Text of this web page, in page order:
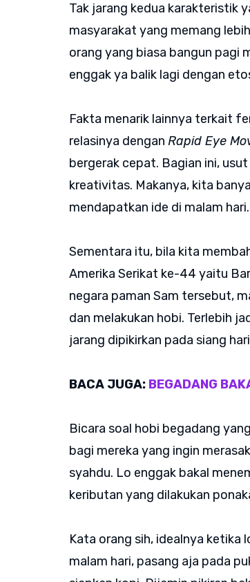
Tak jarang kedua karakteristik
masyarakat yang memang
orang yang biasa bangun pagi
enggak ya balik lagi dengan
Fakta menarik lainnya terkait
relasinya dengan Rapid Eye
bergerak cepat. Bagian ini,
kreativitas. Makanya, kita
mendapatkan ide di malam hari.
Sementara itu, bila kita
Amerika Serikat ke-44 yaitu
negara paman Sam tersebut,
dan melakukan hobi. Terlebih
jarang dipikirkan pada siang
BACA JUGA: BEGADANG
Bicara soal hobi begadang
bagi mereka yang ingin
syahdu. Lo enggak bakal
keributan yang dilakukan
Kata orang sih, idealnya
malam hari, pasang aja pada